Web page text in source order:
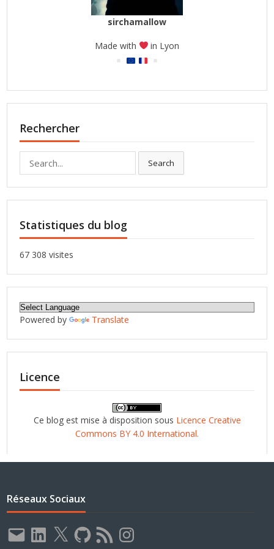
sirchamallow
Made with in Lyon
Rechercher
for:
Search
Statistiques du blog
67 308 visites
Powered by Translate
Licence
Ce blog est mise à disposition sous Licence Creative
Commons BY 4.0 International.
Réseaux Sociaux
E-
mail
LinkedIn
X GitHubFlux
RSS
Instagram